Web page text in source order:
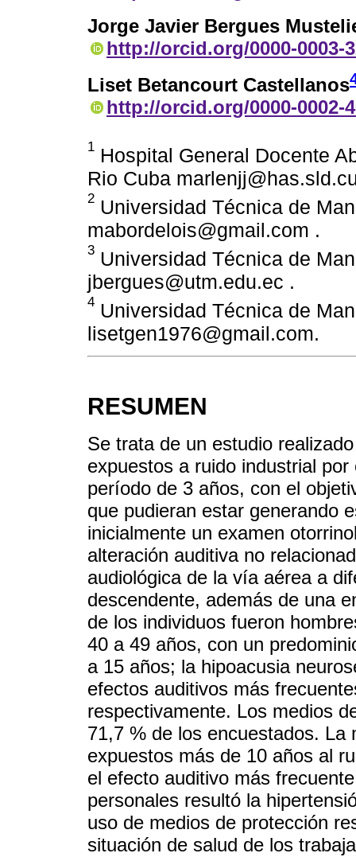
Jorge Javier Bergues
http://orcid.org/0000-0003-
Liset Betancourt Castellanos
http://orcid.org/0000-0002-
1 Hospital General Docente
Rio Cuba
2 Universidad Técnica de
mabordelois@gmail.com .
3 Universidad Técnica de
jbergues@utm.edu.ec .
4 Universidad Técnica de
lisetgen1976@gmail.com.
RESUMEN
Se trata de un estudio
expuestos a ruido industrial
período de 3 años, con el
que pudieran estar generando
inicialmente un examen
alteración auditiva no
audiológica de la vía aérea a
descendente, además de una
de los individuos fueron
40 a 49 años, con un
a 15 años; la hipoacusia
efectos auditivos más
respectivamente. Los medios
71,7 % de los encuestados.
expuestos más de 10 años al
el efecto auditivo más
personales resultó la
uso de medios de protección
situación de salud de los